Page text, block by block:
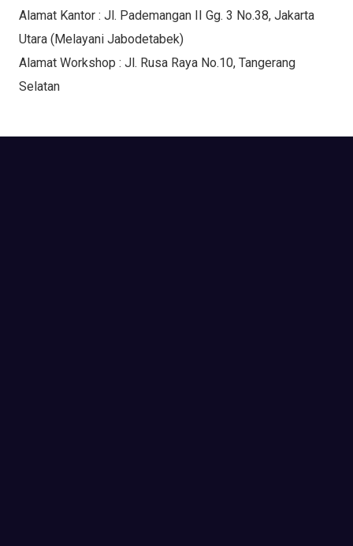
Alamat Kantor : Jl. Pademangan II Gg. 3 No.38, Jakarta
Utara (Melayani Jabodetabek)
Alamat Workshop : Jl. Rusa Raya No.10, Tangerang
Selatan